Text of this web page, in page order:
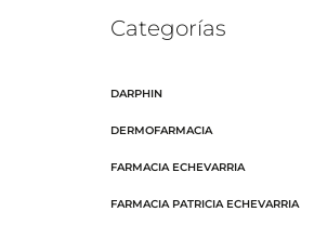
Categorías
DARPHIN
DERMOFARMACIA
FARMACIA ECHEVARRIA
FARMACIA PATRICIA ECHEVARRIA